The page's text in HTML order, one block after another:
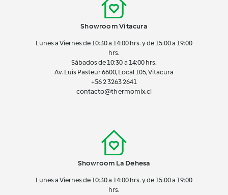
Showroom Vitacura
Lunes a Viernes de 10:30 a 14:00 hrs. y de 15:00 a 19:00
hrs.
Sábados de 10:30 a 14:00 hrs.
Av. Luis Pasteur 6600, Local 105, Vitacura
+56 2 3263 2641
contacto@thermomix.cl
Showroom La Dehesa
Lunes a Viernes de 10:30 a 14:00 hrs. y de 15:00 a 19:00
hrs.